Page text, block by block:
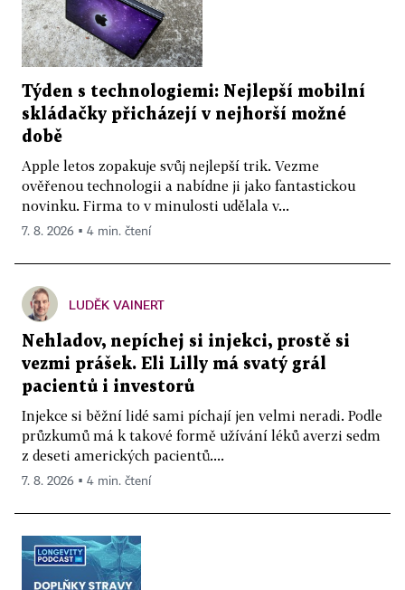
Týden s technologiemi: Nejlepší mobilní
skládačky přicházejí v nejhorší možné
době
Apple letos zopakuje svůj nejlepší trik. Vezme
ověřenou technologii a nabídne ji jako fantastickou
novinku. Firma to v minulosti udělala v...
7. 8. 2026 ▪ 4 min. čtení
LUDĚK VAINERT
Nehladov, nepíchej si injekci, prostě si
vezmi prášek. Eli Lilly má svatý grál
pacientů i investorů
Injekce si běžní lidé sami píchají jen velmi neradi. Podle
průzkumů má k takové formě užívání léků averzi sedm
z deseti amerických pacientů....
7. 8. 2026 ▪ 4 min. čtení